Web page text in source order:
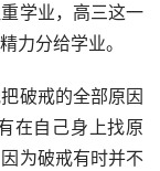
学业，高三这一
力分给学业。
破戒的全部原因
在自己身上找原
为破戒有时并不